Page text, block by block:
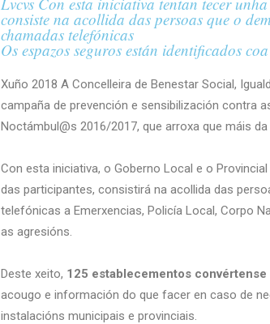
consiste na acollida das persoas que o
chamadas telefónicas
Os espazos seguros están identificados
Xuño 2018 A Concelleira de Benestar Social,
campaña de prevención e sensibilización contra
Noctámbul@s 2016/2017, que arroxa que máis
Con esta iniciativa, o Goberno Local e o
das participantes, consistirá na acollida das
telefónicas a Emerxencias, Policía Local, Corpo
as agresións.
Deste xeito, 125 establecementos
acougo e información do que facer en caso de
instalacións municipais e provinciais.